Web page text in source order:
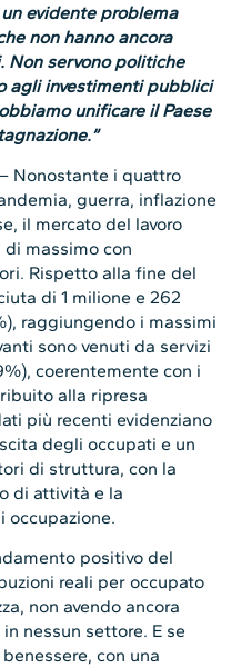
evidente problema
non hanno ancora
Non servono politiche
agli investimenti pubblici
unificare il Paese
Nonostante i quattro
guerra, inflazione
il mercato del lavoro
massimo con
Rispetto alla fine del
di 1 milione e 262
raggiungendo i massimi
sono venuti da servizi
coerentemente con i
alla ripresa
più recenti evidenziano
degli occupati e un
di struttura, con la
di attività e la
occupazione.
positivo del
reali per occupato
non avendo ancora
nessun settore. E se
con una